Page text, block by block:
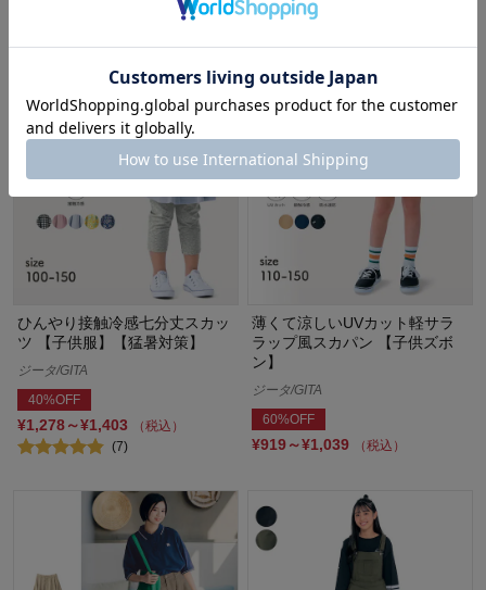
（税込）
ひんやり接触冷感七分丈スカッ
ツ 【子供服】【猛暑対策】
ジータ/GITA
40%OFF
¥1,278～¥1,403
（税込）
(7)
薄くて涼しいUVカット軽サラ
ラップ風スカパン 【子供ズボ
ン】
ジータ/GITA
60%OFF
¥919～¥1,039 （税込）